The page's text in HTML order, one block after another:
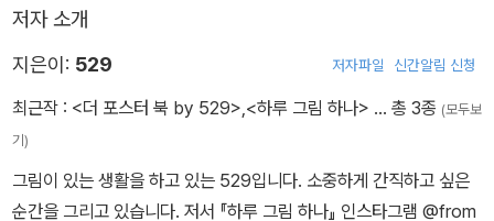
저자 소개
지은이: 529 저자파일 신간알림 신청
최근작 : <더 포스터 북 by 529>,<하루 그림 하나> … 총 3종 (모두보
기)
그림이 있는 생활을 하고 있는 529입니다. 소중하게 간직하고 싶은
순간을 그리고 있습니다. 저서 『하루 그림 하나』 인스타그램 @from